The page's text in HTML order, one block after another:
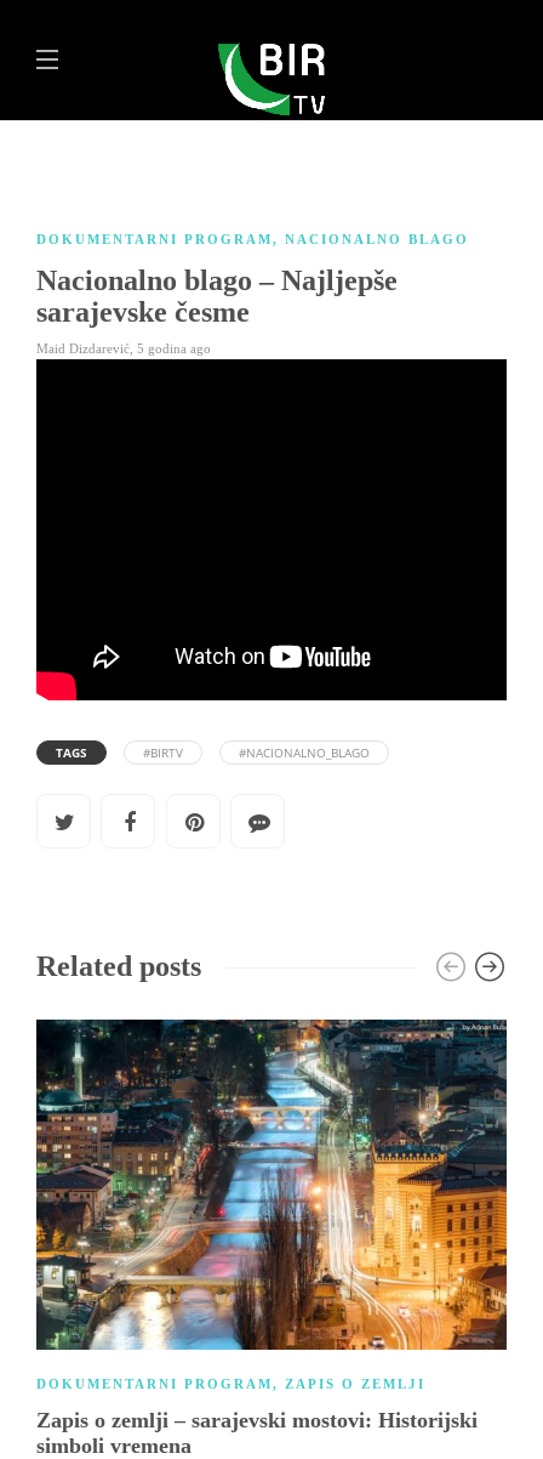
DOKUMENTARNI PROGRAM, NACIONALNO BLAGO
Nacionalno blago – Najljepše
sarajevske česme
Maid Dizdarević 5 godina ago
TAGS #BIRTV #NACIONALNO_BLAGO
Related posts
DOKUMENTARNI PROGRAM, ZAPIS O ZEMLJI
Zapis o zemlji – sarajevski mostovi: Historijski
simboli vremena